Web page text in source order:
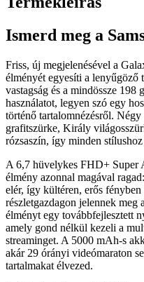
Ismerd meg a
Friss, új megjelenésével a
élményét egyesíti a
vastagság és a mindössze 198
használatot, legyen szó egy
történő tartalomnézésről.
grafitszürke, Király
rózsaszín, így minden
A 6,7 hüvelykes FHD+
élmény azonnal magával
elér, így kültéren, erős
részletgazdagon jelennek meg
élményt egy továbbfejlesztett
amely gond nélkül kezeli a
streaminget. A 5000 mAh-s
akár 29 órányi videómaraton
tartalmakat élvezed.